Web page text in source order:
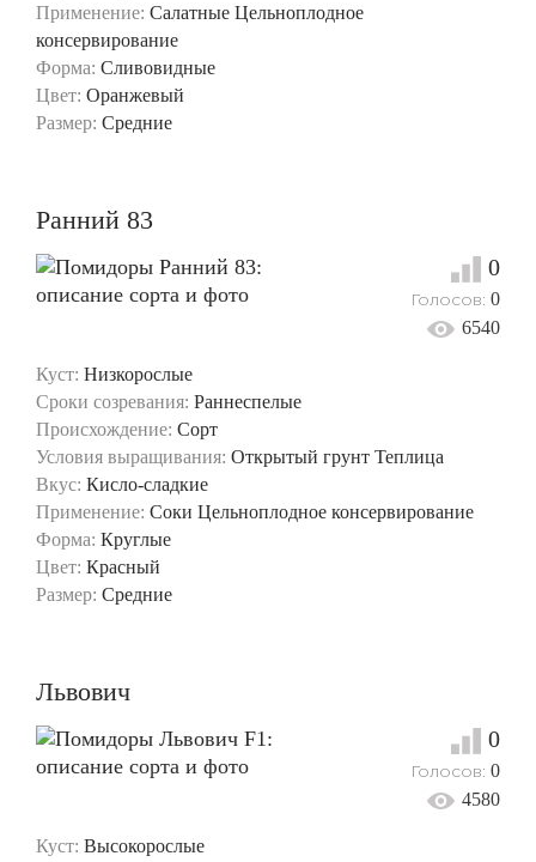
Применение: Салатные Цельноплодное
консервирование
Форма: Сливовидные
Цвет: Оранжевый
Размер: Средние
Ранний 83
Куст: Низкорослые
Сроки созревания: Раннеспелые
Происхождение: Сорт
Условия выращивания: Открытый грунт Теплица
Вкус: Кисло-сладкие
Применение: Соки Цельноплодное консервирование
Форма: Круглые
Цвет: Красный
Размер: Средние
0
Голосов: 0
6540
Львович
Куст: Высокорослые
0
Голосов: 0
4580